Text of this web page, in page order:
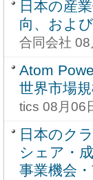
日本の産
向、およ
合同会社
Atom
世界市場
tics 08月06
日本のク
シェア・
事業機会